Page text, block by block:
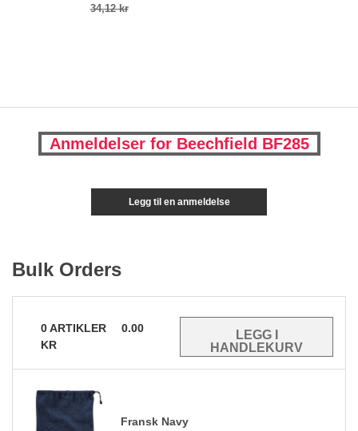
34,12 kr
Anmeldelser for Beechfield BF285
Legg til en anmeldelse
Bulk Orders
0ARTIKLER
0.00
KR
Fransk Navy